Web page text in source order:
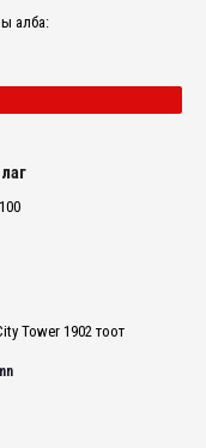
алба:
Tower 1902 тоот